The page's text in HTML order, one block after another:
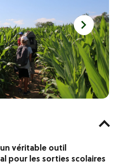
véritable outil
pour les sorties scolaires